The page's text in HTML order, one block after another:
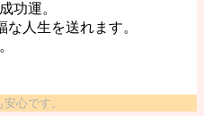
功運。
人生を送れます。
心です。